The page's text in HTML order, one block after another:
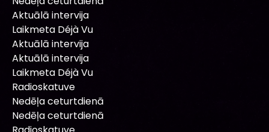
Aktuālā intervija
Laikmeta Déjà Vu
Aktuālā intervija
Aktuālā intervija
Laikmeta Déjà Vu
Radioskatuve
Nedēļa ceturtdienā
Nedēļa ceturtdienā